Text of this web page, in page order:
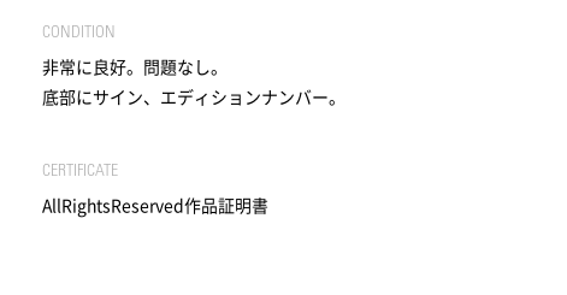
CONDITION
非常に良好。問題なし。
底部にサイン、エディションナンバー。
CERTIFICATE
AllRightsReserved作品証明書